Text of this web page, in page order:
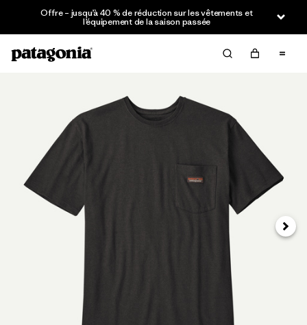
Offre – jusqu’à 40 % de réduction sur les vêtements et
l’équipement de la saison passée